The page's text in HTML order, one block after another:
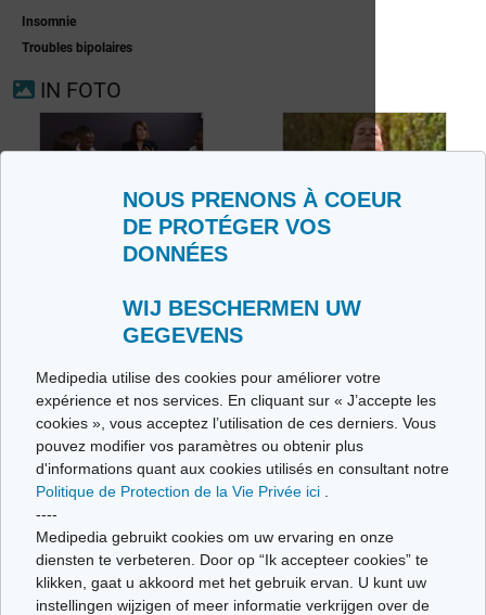
NOUS PRENONS À COEUR
DE PROTÉGER VOS
DONNÉES
WIJ BESCHERMEN UW
GEGEVENS
Medipedia utilise des cookies pour améliorer votre
expérience et nos services. En cliquant sur « J’accepte les
cookies », vous acceptez l’utilisation de ces derniers. Vous
pouvez modifier vos paramètres ou obtenir plus
d'informations quant aux cookies utilisés en consultant notre
Politique de Protection de la Vie Privée ici
----
Medipedia gebruikt cookies om uw ervaring en onze
diensten te verbeteren. Door op “Ik accepteer cookies” te
klikken, gaat u akkoord met het gebruik ervan. U kunt uw
instellingen wijzigen of meer informatie verkrijgen over de
Insomnie
Troubles bipolaires
IN FOTO
Andere therapieën
Stress: een
dagelijkse strijd
Angstaanval Specifieke fobieën